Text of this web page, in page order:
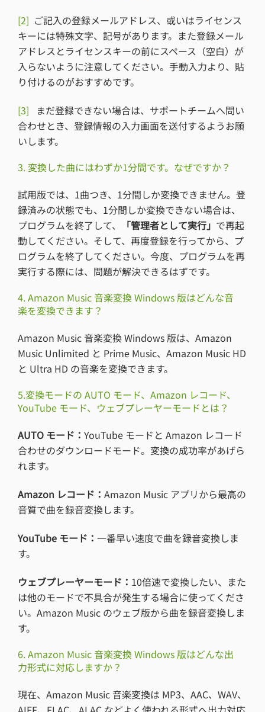
[2] ご記入の登録メールアドレス、或いはライセンス
キーには特殊文字、記号があります。また登録メール
アドレスとライセンスキーの前にスペース（空白）が
入らないように注意してください。手動入力より、貼
り付けるのがおすすめです。
[3]
まだ登録できない場合は、サポートチームへ問い
合わせとき、登録情報の入力画面を送付するようお願
いします。
3. 変換した曲にはわずか1分間です。なぜですか？
試用版では、1曲つき、1分間しか変換できません。登
録済みの状態でも、1分間しか変換できない場合は、
プログラムを終了して、
「管理者として実行」 で再起
動してください。そして、再度登録を行ってから、プ
ログラムを終了してください。今度、プログラムを再
実行する際には、問題が解決できるはずです。
4. Amazon Music 音楽変換 Windows 版はどんな音
楽を変換できます？
Amazon Music 音楽変換 Windows 版は、Amazon
Music Unlimited と Prime Music、Amazon Music HD
と Ultra HD の音楽を変換できます。
5.変換モードの AUTO モード、Amazon レコード、
YouTube モード、ウェブプレーヤーモードとは？
AUTO モード： YouTube モードと Amazon レコード
合わせのダウンロードモード。変換の成功率があげら
れます。
Amazon レコード： Amazon Music アプリから最高の
音質で曲を録音変換します。
YouTube モード： 一番早い速度で曲を録音変換しま
す。
ウェブプレーヤーモード： 10倍速で変換したい、また
は他のモードで不具合が発生する場合に使ってくださ
い。Amazon Music のウェブ版から曲を録音変換しま
す。
6. Amazon Music 音楽変換 Windows 版はどんな出
力形式に対応しますか？
現在、Amazon Music 音楽変換は MP3、AAC、WAV、